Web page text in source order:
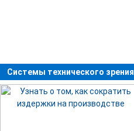
Системы технического зрения